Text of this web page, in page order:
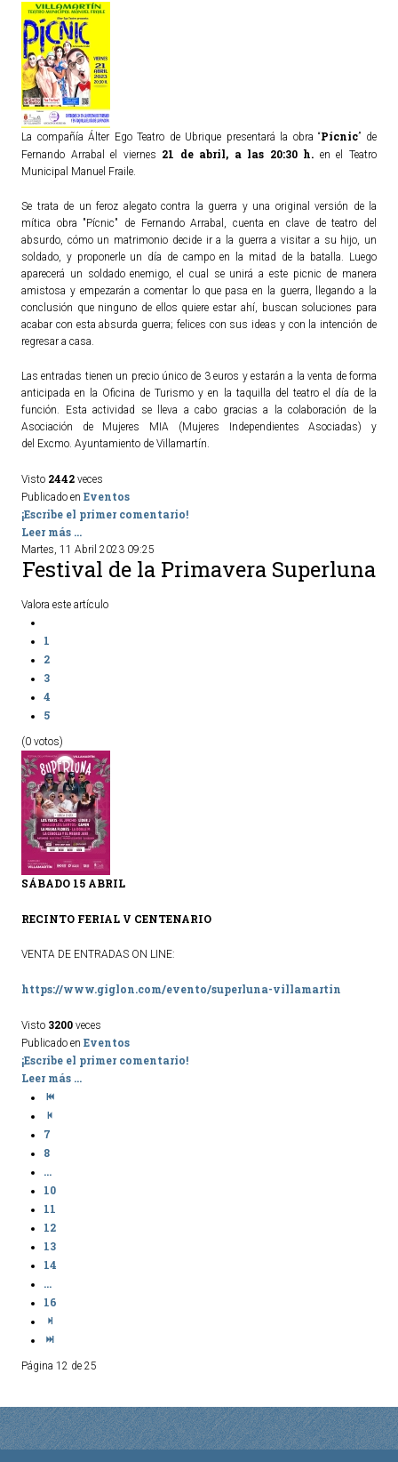
La compañía Álter Ego Teatro de Ubrique presentará la obra “Pícnic” de
Fernando Arrabal el viernes 21 de abril, a las 20:30 h. en el Teatro
Municipal Manuel Fraile.
Se trata de un feroz alegato contra la guerra y una original versión de la
mítica obra "Pícnic" de Fernando Arrabal, cuenta en clave de teatro del
absurdo, cómo un matrimonio decide ir a la guerra a visitar a su hijo, un
soldado, y proponerle un día de campo en la mitad de la batalla. Luego
aparecerá un soldado enemigo, el cual se unirá a este picnic de manera
amistosa y empezarán a comentar lo que pasa en la guerra, llegando a la
conclusión que ninguno de ellos quiere estar ahí, buscan soluciones para
acabar con esta absurda guerra; felices con sus ideas y con la intención de
regresar a casa.
Las entradas tienen un precio único de 3 euros y estarán a la venta de forma
anticipada en la Oficina de Turismo y en la taquilla del teatro el día de la
función. Esta actividad se lleva a cabo gracias a la colaboración de la
Asociación de Mujeres MIA (Mujeres Independientes Asociadas) y
del Excmo. Ayuntamiento de Villamartín.
Visto 2442 veces
Publicado en Eventos
¡Escribe el primer comentario!
Leer más ...
Martes, 11 Abril 2023 09:25
Festival de la Primavera Superluna
Valora este artículo
1
2
3
4
5
(0 votos)
SÁBADO 15 ABRIL
RECINTO FERIAL V CENTENARIO
VENTA DE ENTRADAS ON LINE:
https://www.giglon.com/evento/superluna-villamartin
Visto 3200 veces
Publicado en Eventos
¡Escribe el primer comentario!
Leer más ...
7
8
...
10
11
12
13
14
...
16
Página 12 de 25